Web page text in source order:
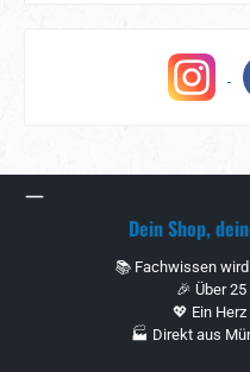
Dein Shop,
📚 Fachwissen
🎉 Über
💖 Ein
🏭 Direkt aus